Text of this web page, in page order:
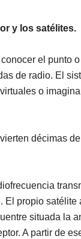
y los satélites.
el punto
de radio. El
o
décimas
propio satélite
situada la
A partir de